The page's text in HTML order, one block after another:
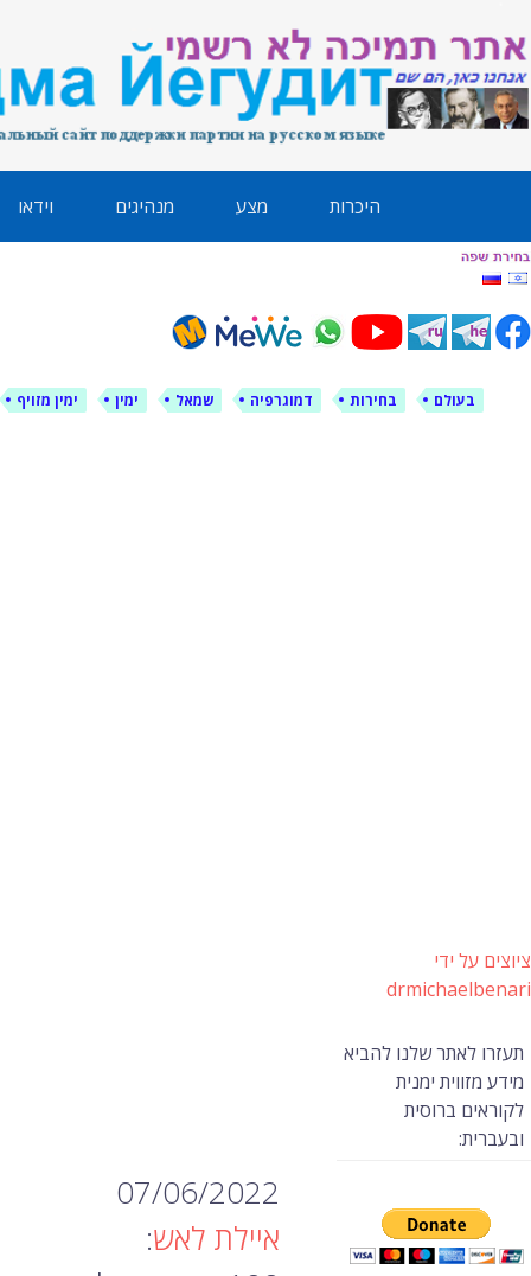
לימין עוצמה
היכרות מצע מנהיגים וידאו
בעולם בחירות דמוגרפיה שמאל ימין ימין מזויף
07/06/2022
איילת לאש:
ציוצים על ידי
drmichaelbenari
תעזרו לאתר שלנו להביא
מידע מזווית ימנית
לקוראים ברוסית
ובעברית: